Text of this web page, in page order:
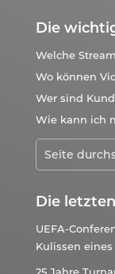
Die
Welche
Wo können
Wer sind
Wie kann ich
Die
UEFA-
Kulissen